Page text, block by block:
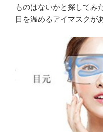
ものはないかと探してみ
目を温めるアイマスクが